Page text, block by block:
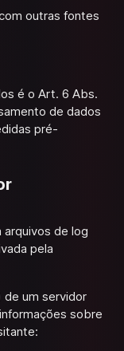
outras fontes
é o Art. 6 Abs.
de dados
pré-
arquivos de log
pela
de um servidor
sobre